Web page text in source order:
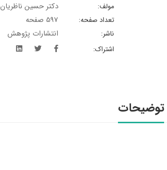
مولف: دکتر حسین ناظریان
تعداد صفحه: 597 صفحه
ناشر: انتشارات پژوهش
اشتراک:
توضیحات